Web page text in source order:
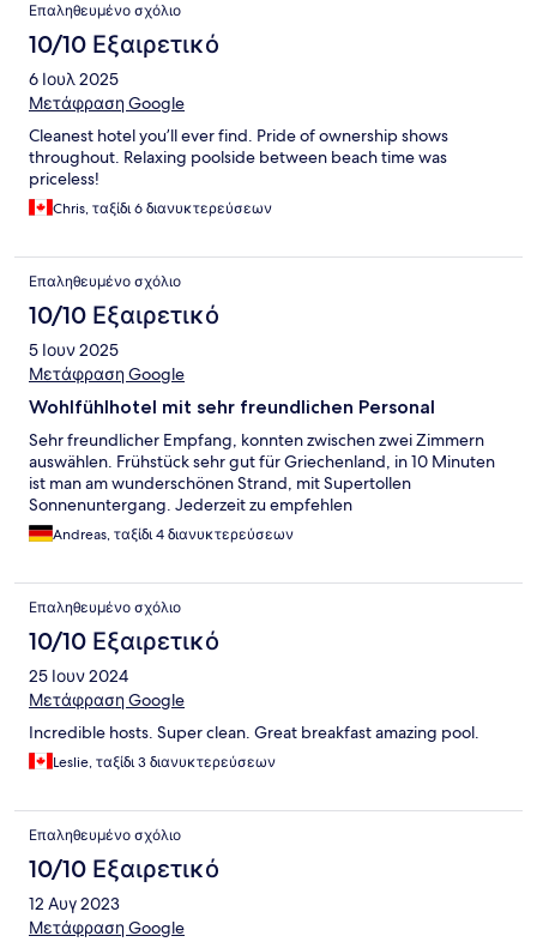
Επαληθευμένο σχόλιο
10/10 Εξαιρετικό
6 Ιουλ 2025
Μετάφραση Google
Cleanest hotel you’ll ever find. Pride of ownership shows
throughout. Relaxing poolside between beach time was
priceless!
Chris, ταξίδι 6 διανυκτερεύσεων
Επαληθευμένο σχόλιο
10/10 Εξαιρετικό
5 Ιουν 2025
Μετάφραση Google
Wohlfühlhotel mit sehr freundlichen Personal
Sehr freundlicher Empfang, konnten zwischen zwei Zimmern
auswählen. Frühstück sehr gut für Griechenland, in 10 Minuten
ist man am wunderschönen Strand, mit Supertollen
Sonnenuntergang. Jederzeit zu empfehlen
Andreas, ταξίδι 4 διανυκτερεύσεων
Επαληθευμένο σχόλιο
10/10 Εξαιρετικό
25 Ιουν 2024
Μετάφραση Google
Incredible hosts. Super clean. Great breakfast amazing pool.
Leslie, ταξίδι 3 διανυκτερεύσεων
Επαληθευμένο σχόλιο
10/10 Εξαιρετικό
12 Αυγ 2023
Μετάφραση Google